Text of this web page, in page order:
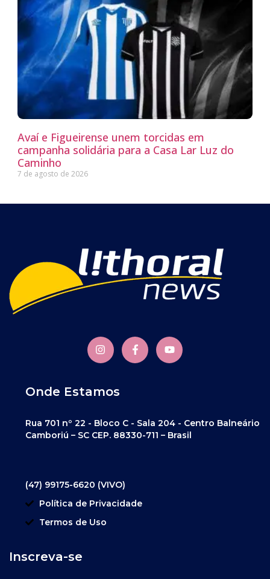
Avaí e Figueirense unem torcidas em
campanha solidária para a Casa Lar Luz do
Caminho
7 de agosto de 2026
Onde Estamos
Rua 701 nº 22 - Bloco C - Sala 204 - Centro Balneário
Camboriú – SC CEP. 88330-711 – Brasil
(47) 99175-6620 (VIVO)
Política de Privacidade
Termos de Uso
Inscreva-se